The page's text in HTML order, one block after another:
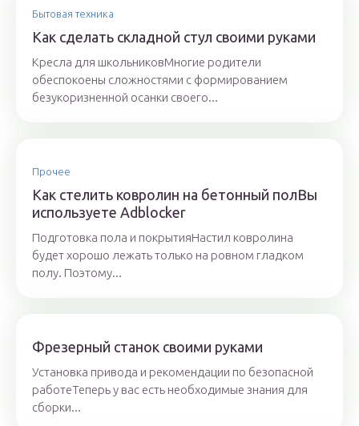
Бытовая техника
Как сделать складной стул своими руками
Кресла для школьниковМногие родители
обеспокоены сложностями с формированием
безукоризненной осанки своего...
Прочее
Как стелить ковролин на бетонный полВы
используете Adblocker
Подготовка пола и покрытияНастил ковролина
будет хорошо лежать только на ровном гладком
полу. Поэтому...
Фрезерный станок своими руками
Установка привода и рекомендации по безопасной
работеТеперь у вас есть необходимые знания для
сборки...